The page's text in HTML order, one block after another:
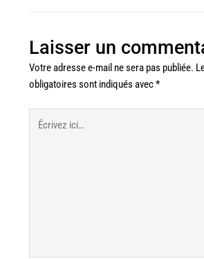
Laisser un
Votre adresse e-mail ne sera pas publiée.
obligatoires sont indiqués avec*
ici…